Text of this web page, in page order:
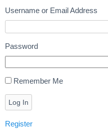
Username or Email Address
Password
Remember Me
Log In
Register